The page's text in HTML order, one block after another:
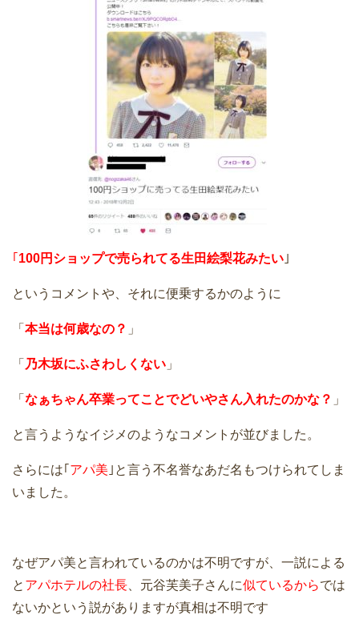
｢ 100円ショップで売られてる生田絵梨花みたい ｣
というコメントや、それに便乗するかのように
「 本当は何歳なの？ 」
「 乃木坂にふさわしくない 」
「 なぁちゃん卒業ってことでどいやさん入れたのかな？ 」
と言うようなイジメのようなコメントが並びました。
さらには｢ アパ美 ｣と言う不名誉なあだ名もつけられてしま
いました。
なぜアパ美と言われているのかは不明ですが、一説による
と アパホテルの社長 、元谷芙美子さんに似ているからでは
ないかという説がありますが真相は不明です